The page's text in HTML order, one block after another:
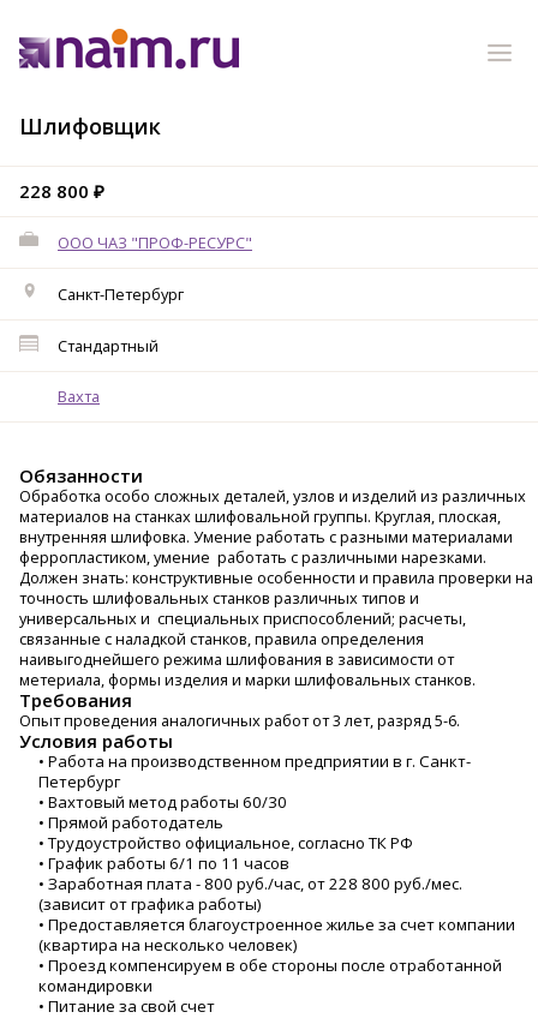
Шлифовщик
228 800 ₽
ООО ЧАЗ "ПРОФ-РЕСУРС"
Санкт-Петербург
Стандартный
Вахта
Обязанности
Обработка особо сложных деталей, узлов и изделий из различных
материалов на станках шлифовальной группы. Круглая, плоская,
внутренняя шлифовка. Умение работать с разными материалами
ферропластиком, умение работать с различными нарезками.
Должен знать: конструктивные особенности и правила проверки на
точность шлифовальных станков различных типов и
универсальных и специальных приспособлений; расчеты,
связанные с наладкой станков, правила определения
наивыгоднейшего режима шлифования в зависимости от
метериала, формы изделия и марки шлифовальных станков.
Требования
Опыт проведения аналогичных работ от 3 лет, разряд 5-6.
Условия работы
• Работа на производственном предприятии в г. Санкт-
Петербург
• Вахтовый метод работы 60/30
• Прямой работодатель
• Трудоустройство официальное, согласно ТК РФ
• График работы 6/1 по 11 часов
• Заработная плата - 800 руб./час, от 228 800 руб./мес.
(зависит от графика работы)
• Предоставляется благоустроенное жилье за счет компании
(квартира на несколько человек)
• Проезд компенсируем в обе стороны после отработанной
командировки
• Питание за свой счет